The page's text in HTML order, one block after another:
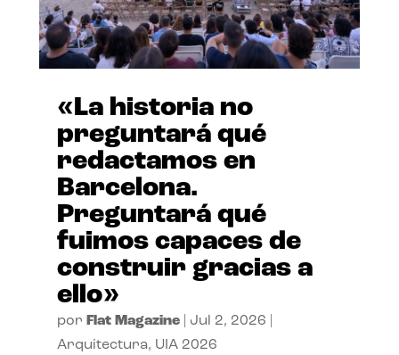
«La historia no
preguntará qué
redactamos en
Barcelona.
Preguntará qué
fuimos capaces de
construir gracias a
ello»
por Flat Magazine| Jul 2, 2026
Arquitectura, UIA 2026